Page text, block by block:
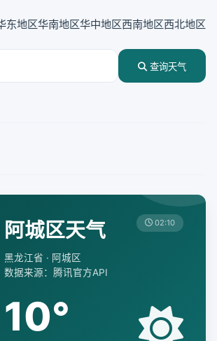
东地区华南地区华中地区西南地区西北地区
查询天气
阿城区天气
黑龙江省 · 阿城区
数据来源：腾讯官方API
02:10
10°